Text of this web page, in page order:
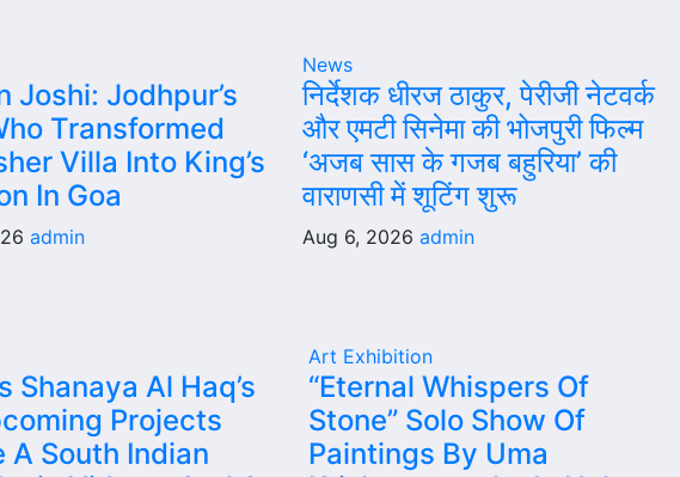
Joshi: Jodhpur’s
Transformed
Villa Into King’s
In Goa
admin
News
निर्देशक धीरज ठाकुर, पेरीजी नेटवर्क
और एमटी सिनेमा की भोजपुरी फिल्म
‘अजब सास के गजब बहुरिया’ की
वाराणसी में शूटिंग शुरू
Aug 6, 2026 admin
Shanaya Al Haq’s
Projects
A South Indian
Art Exhibition
“Eternal Whispers Of
Stone” Solo Show Of
Paintings By Uma